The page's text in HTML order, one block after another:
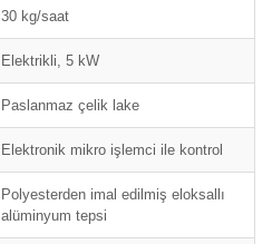
30 kg/saat
Elektrikli, 5 kW
Paslanmaz çelik lake
Elektronik mikro işlemci ile kontrol
Polyesterden imal edilmiş eloksallı
alüminyum tepsi